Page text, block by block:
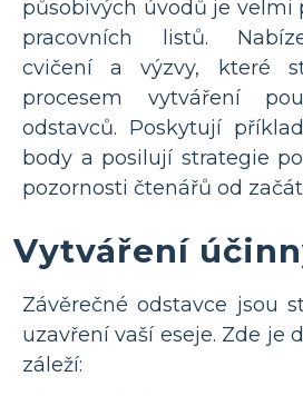
působivých úvodů je velmi
pracovních listů.
cvičení a výzvy, které
procesem vytváření
odstavců. Poskytují
body a posilují strategie
pozornosti čtenářů od
Vytváření
Závěrečné odstavce jsou
uzavření vaší eseje. Zde je
záleží: